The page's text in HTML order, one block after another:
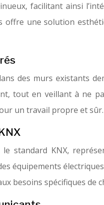
facilitant ainsi
offre une solution
des murs existants
tout en veillant à ne
un travail propre et sûr.
standard KNX,
équipements
besoins spécifiques de